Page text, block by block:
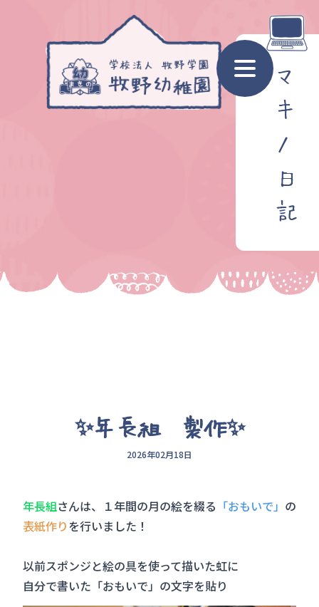
マ
キ
ノ
日
記
✨年長組 製作✨
2026年02月18日
年長組さんは、１年間の月の絵を綴る 「おもいで」 の
表紙作り を行いました！
以前スポンジと絵の具を使って描いた虹に
自分で書いた「おもいで」の文字を貼り